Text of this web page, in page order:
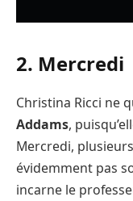
2. Mercredi
Christina Ricci ne
Addams,
Mercredi,
évidemment pas
incarne le